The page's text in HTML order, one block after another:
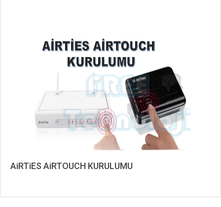
AiRTiES AiRTOUCH KURULUMU